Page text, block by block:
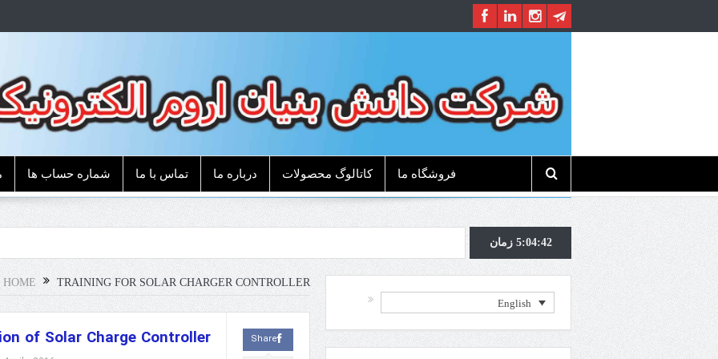
شماره حساب ها تماس با ما درباره ما کاتالوگ محصولات فروشگاه ما
5:04:42 زمان
HOME TRAINING FOR SOLAR CHARGER CONTROLLER
of Solar Charge Controller Share
English